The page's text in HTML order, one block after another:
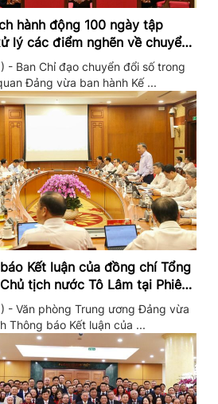
hành động 100 ngày tập
lý các điểm nghẽn về chuyển
các cơ quan Đảng
- Ban Chỉ đạo chuyển đổi số trong
Đảng vừa ban hành Kế ...
Kết luận của đồng chí Tổng
tịch nước Tô Lâm tại Phiên
Chỉ đạo Trung ương thực hiện
57
- Văn phòng Trung ương Đảng vừa
Thông báo Kết luận của ...